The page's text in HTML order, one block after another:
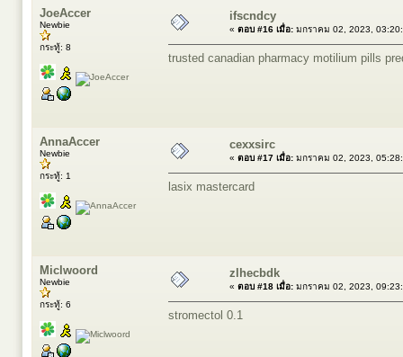
JoeAccer
Newbie
กระทู้: 8
ifscndcy
« ตอบ #16 เมื่อ: มกราคม 02, 2023,
trusted canadian pharmacy motilium pills
AnnaAccer
Newbie
กระทู้: 1
cexxsirc
« ตอบ #17 เมื่อ: มกราคม 02, 2023,
lasix mastercard
Miclwoord
Newbie
กระทู้: 6
zlhecbdk
« ตอบ #18 เมื่อ: มกราคม 02, 2023,
stromectol 0.1